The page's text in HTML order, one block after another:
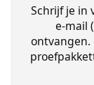
Schrijf je in
e-mail
ontvangen.